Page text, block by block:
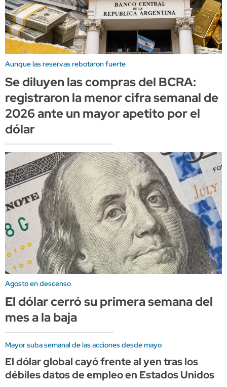
Aunque las reservas rebotaron fuerte
Se diluyen las compras del BCRA:
registraron la menor cifra semanal de
2026 ante un mayor apetito por el
dólar
Agosto en descenso
El dólar cerró su primera semana del
mes a la baja
Mayor suba semanal de las acciones desde mayo
El dólar global cayó frente al yen tras los
débiles datos de empleo en Estados Unidos